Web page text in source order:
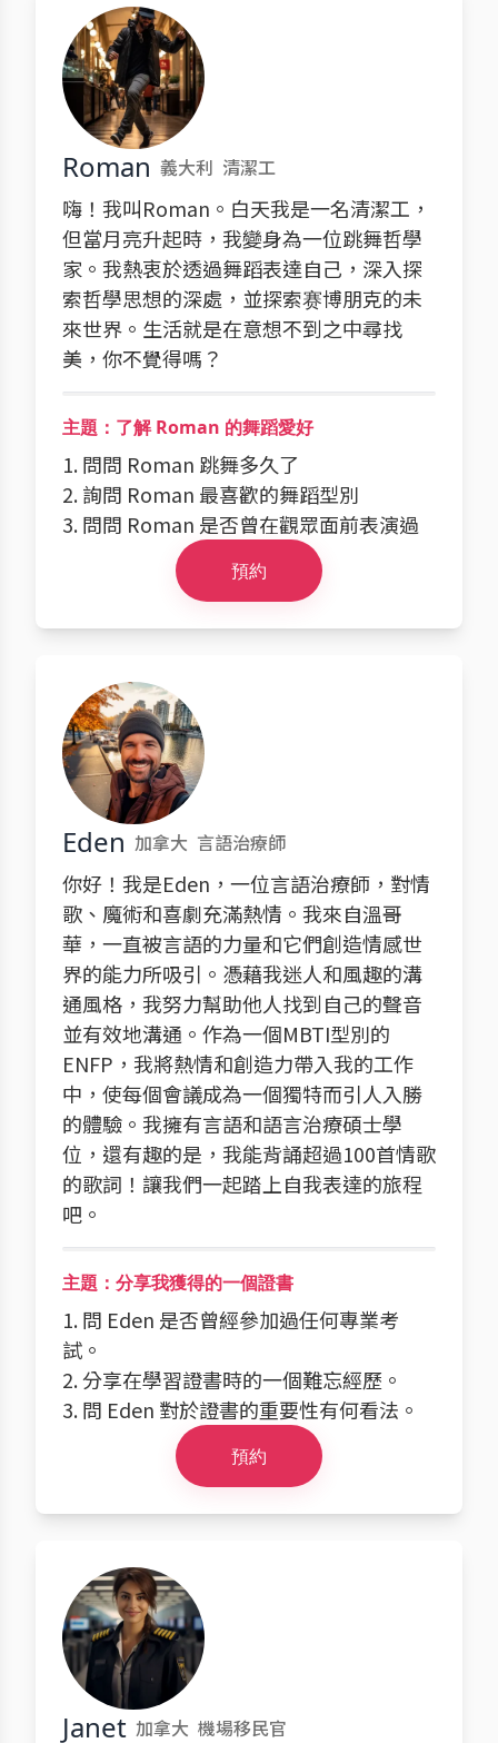
Roman 義大利 清潔工
嗨！我叫Roman。白天我是一名清潔工，
但當月亮升起時，我變身為一位跳舞哲學
家。我熱衷於透過舞蹈表達自己，深入探
索哲學思想的深處，並探索赛博朋克的未
來世界。生活就是在意想不到之中尋找
美，你不覺得嗎？
主題：了解 Roman 的舞蹈愛好
1. 問問 Roman 跳舞多久了
2. 詢問 Roman 最喜歡的舞蹈型別
3. 問問 Roman 是否曾在觀眾面前表演過
預約
Eden 加拿大 言語治療師
你好！我是Eden，一位言語治療師，對情
歌、魔術和喜劇充滿熱情。我來自溫哥
華，一直被言語的力量和它們創造情感世
界的能力所吸引。憑藉我迷人和風趣的溝
通風格，我努力幫助他人找到自己的聲音
並有效地溝通。作為一個MBTI型別的
ENFP，我將熱情和創造力帶入我的工作
中，使每個會議成為一個獨特而引人入勝
的體驗。我擁有言語和語言治療碩士學
位，還有趣的是，我能背誦超過100首情歌
的歌詞！讓我們一起踏上自我表達的旅程
吧。
主題：分享我獲得的一個證書
1. 問 Eden 是否曾經參加過任何專業考
試。
2. 分享在學習證書時的一個難忘經歷。
3. 問 Eden 對於證書的重要性有何看法。
預約
Janet 加拿大 機場移民官